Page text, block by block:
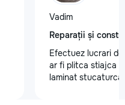
Vadim
Reparații și
Efectuez lucrari
ar fi plitca stiajca
laminat